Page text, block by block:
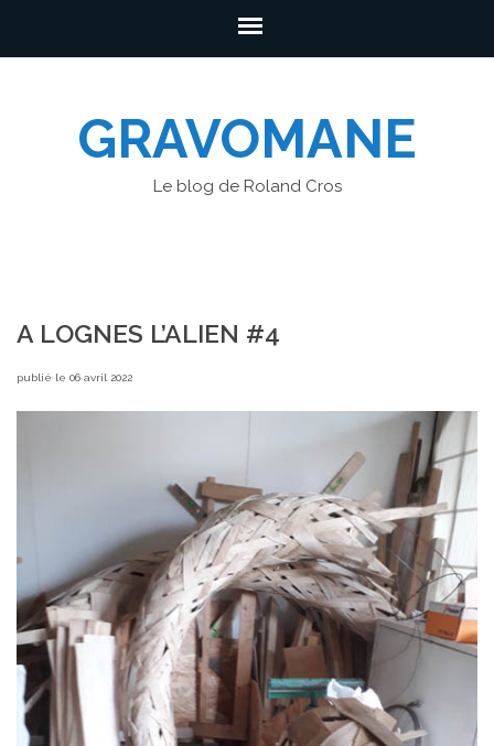
GRAVOMANE
Le blog de Roland Cros
A LOGNES L’ALIEN #4
publié le 06 avril 2022